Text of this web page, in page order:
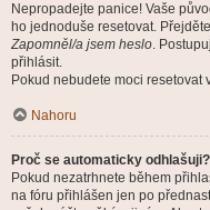
Nepropadejte panice! Vaše
ho jednoduše resetovat.
Zapomněl/a jsem heslo.
přihlásit.
Pokud nebudete moci resetovat
Nahoru
Proč se automaticky odhlašuji?
Pokud nezatrhnete během
na fóru přihlášen jen po